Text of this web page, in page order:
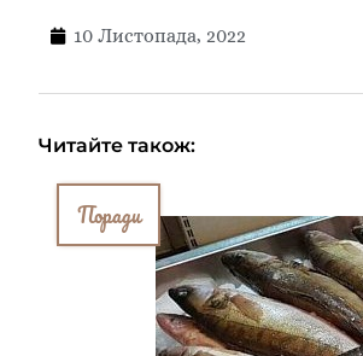
10 Листопада, 2022
Читайте також:
Поради